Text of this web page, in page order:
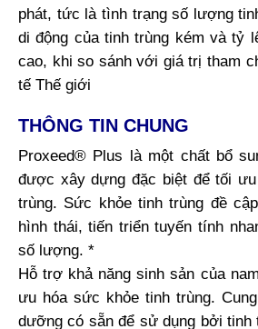
phát, tức là tình trạng số lượng
di động của tinh trùng kém và tỷ
cao, khi so sánh với giá trị tham
tế Thế giới
THÔNG TIN CHUNG
Proxeed® Plus là một chất bổ
được xây dựng đặc biệt để tối
trùng. Sức khỏe tinh trùng đề
hình thái, tiến triển tuyến tính
số lượng. *
Hỗ trợ khả năng sinh sản của
ưu hóa sức khỏe tinh trùng.
dưỡng có sẵn để sử dụng bởi